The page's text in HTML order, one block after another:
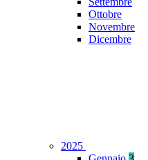
Ottobre
Novembre
Dicembre
2025